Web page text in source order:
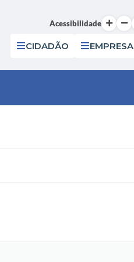
Acessibilidade
CIDADÃO EMPRESA